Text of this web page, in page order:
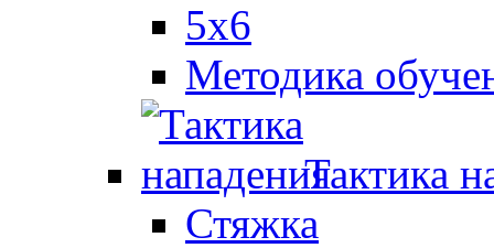
5x6
Методика
Тактика
Стяжка